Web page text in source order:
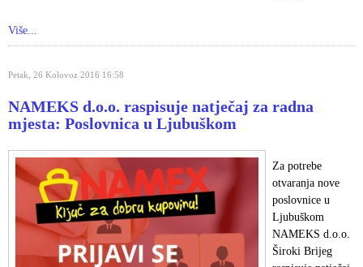
Više...
Petak, 26 Kolovoz 2016 16:58
NAMEKS d.o.o. raspisuje natječaj za radna
mjesta: Poslovnica u Ljubuškom
Za potrebe
otvaranja nove
poslovnice u
Ljubuškom
NAMEKS d.o.o.
Široki Brijeg